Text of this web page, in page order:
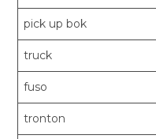
pick up bok
truck
fuso
tronton